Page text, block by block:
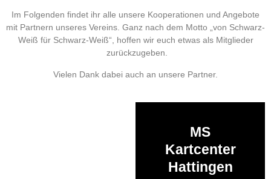
Im Folgenden findet ihr alle unsere Kooperationen und Angebote
mit Partnern unseres Vereins. Ganz nach dem Motto „von Schwarz-
Weiß für Schwarz-Weiß“, hoffen wir euch etwas als Mitglieder
zurückzugeben.
Vielen Dank dabei auch an unsere Partner.
MS
Kartcenter
Hattingen